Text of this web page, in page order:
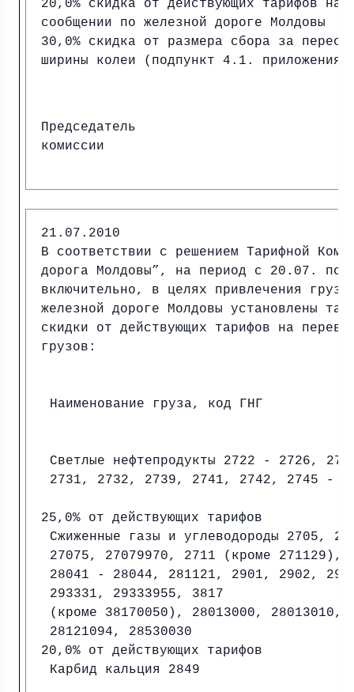
20,0% скидка от действующих тарифов на
сообщении по железной дороге Молдовы
30,0% скидка от размера сбора за
ширины колеи (подпункт 4.1. приложения
Председатель
комиссии
21.07.2010
В соответствии с решением Тарифной
дорога Молдовы”, на период с 20.07. по
включительно, в целях привлечения
железной дороге Молдовы установлены
скидки от действующих тарифов на
грузов:
Наименование груза, код ГНГ
Светлые нефтепродукты 2722 - 2726,
2731, 2732, 2739, 2741, 2742, 2745 -
25,0% от действующих тарифов
Сжиженные газы и углеводороды 2705,
27075, 27079970, 2711 (кроме 271129),
28041 - 28044, 281121, 2901, 2902,
293331, 29333955, 3817
(кроме 38170050), 28013000, 28013010,
28121094, 28530030
20,0% от действующих тарифов
Карбид кальция 2849